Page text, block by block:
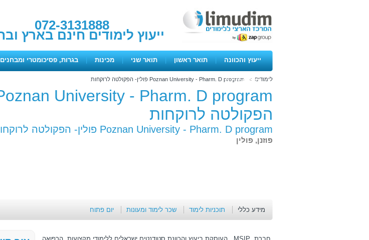
072-3131888
ייעוץ לימודים חינם בארץ
ייעוץ והכוונה | תואר ראשון | תואר שני | מכינות | בגרות, פסיכומטרי ומבחנים
ימים פתוחיםלימודים >
הפקולטה לרוקחות
Poznan University - Pharm. D program פולין- הפקולטה לרוקחות -
פוזנן, פולין
מידע כללי תוכניות לימוד שכר לימוד ומעונות יום פתוח